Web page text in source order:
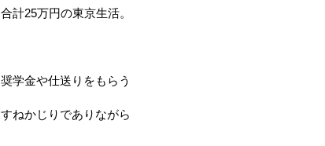
合計25万円の東京生活。
奨学金や仕送りをもらう
すねかじりでありながら